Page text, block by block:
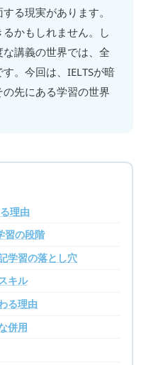
る現実があります。
かもしれません。し
講義の世界では、全
。今回は、IELTSが暗
先にある学習の世界
理由
の段階
学習の落とし穴
キル
る理由
併用